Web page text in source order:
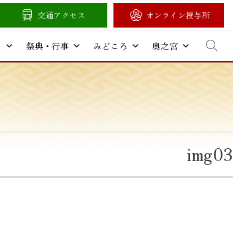
祭典・行事 みどころ 奥之宮
交通アクセス オンライン授与所
img03